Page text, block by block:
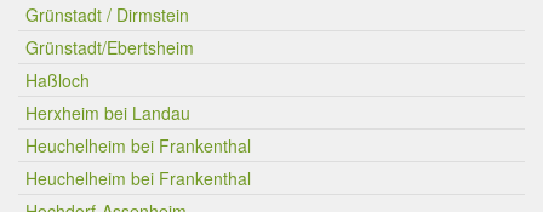
Grünstadt / Dirmstein
Grünstadt/Ebertsheim
Haßloch
Herxheim bei Landau
Heuchelheim bei Frankenthal
Heuchelheim bei Frankenthal